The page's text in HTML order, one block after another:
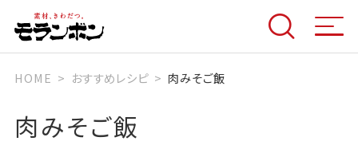
HOME おすすめレシピ 肉みそご飯
肉みそご飯